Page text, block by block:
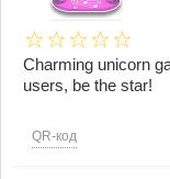
Charming unicorn
users, be the star!
QR-код